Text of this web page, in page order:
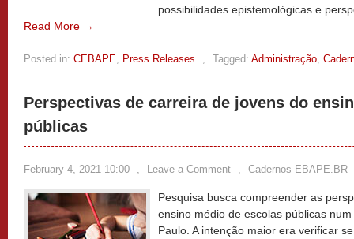
possibilidades epistemológicas e
Read More →
Posted in: CEBAPE, Press Releases , Tagged: Administração,
Perspectivas de carreira de jovens do
públicas
February 4, 2021 10:00 , Leave a Comment , Cadernos EBAPE.BR
Pesquisa busca compreender as
ensino médio de escolas públicas
Paulo. A intenção maior era verificar